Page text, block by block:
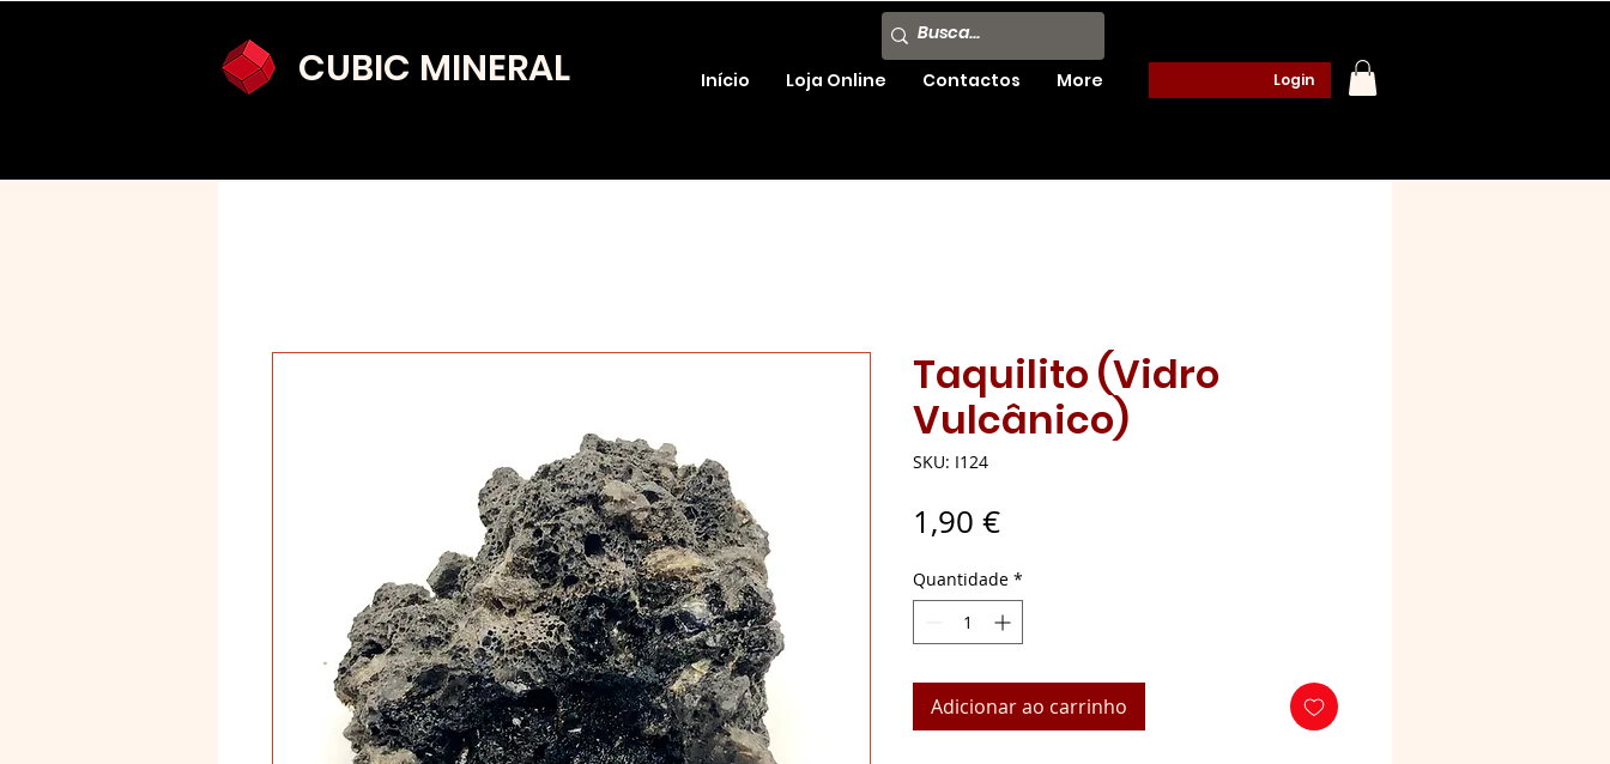
CUBIC MINERAL Início Loja Online Contactos More Login
Taquilito (Vidro
Vulcânico)
SKU: I124
1,90 €Preço
Quantidade *
Adicionar ao carrinho